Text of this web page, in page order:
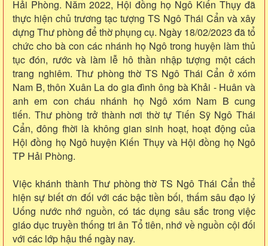
Hải Phòng. Năm 2022, Hội đồng họ Ngô Kiến Thụy đã
thực hiện chủ trương tạc tượng TS Ngô Thái Cẩn và xây
dựng Thư phòng để thờ phụng cụ. Ngày 18/02/2023 đã tổ
chức cho bà con các nhánh họ Ngô trong huyện làm thủ
tục đón, rước và làm lễ hô thần nhập tượng một cách
trang nghiêm. Thư phòng thờ TS Ngô Thái Cẩn ở xóm
Nam B, thôn Xuân La do gia đình ông bà Khải - Huân và
anh em con cháu nhánh họ Ngô xóm Nam B cung
tiến. Thư phòng trở thành nơi thờ tự Tiến Sỹ Ngô Thái
Cẩn, đông fhời là không gian sinh hoạt, hoạt động của
Hội đồng họ Ngô huyện Kiến Thụy và Hội đồng họ Ngô
TP Hải Phòng.
Việc khánh thành Thư phòng thờ TS Ngô Thái Cẩn thể
hiện sự biết ơn đối với các bậc tiền bối, thấm sâu đạo lý
Uống nước nhớ nguồn, có tác dụng sâu sắc trong việc
giáo dục truyền thống tri ân Tổ tiên, nhớ về nguồn cội đối
với các lớp hậu thế ngày nay.